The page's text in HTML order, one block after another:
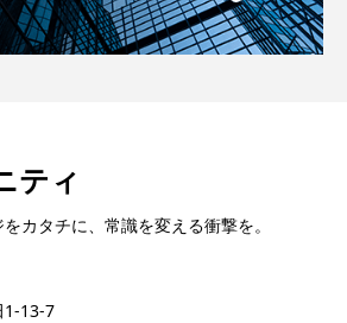
ティ
カタチに、常識を変える衝撃を。
1-13-7